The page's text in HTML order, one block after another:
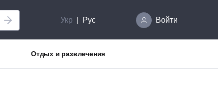
Укр Рус Войти
Отдых и развлечения